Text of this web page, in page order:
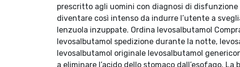
prescritto agli uomini con diagnosi di
diventare così intenso da indurre l’utente a
lenzuola inzuppate. Ordina levosalbutamol
levosalbutamol spedizione durante la notte,
levosalbutamol originale levosalbutamol
a eliminare l’acido dello stomaco dall’esofago.